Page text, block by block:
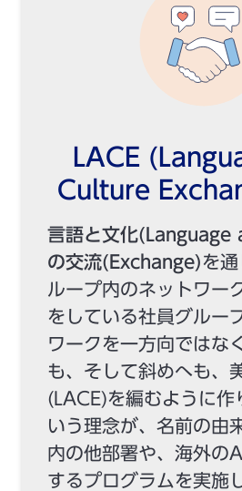
LACE
Culture
言語と文化
の交流(Exchange) を
ループ内のネットワー
をしている社員グルー
ワークを一方向ではな
も、そして斜めへも、
(LACE)を編むように作
いう理念が、名前の由
内の他部署や、海外の
するプログラムを実施